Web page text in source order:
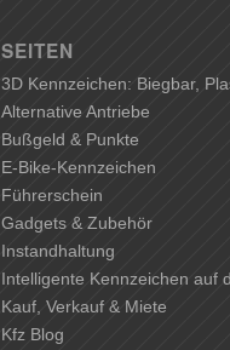
SEITEN
3D Kennzeichen: Biegbar,
Alternative Antriebe
Bußgeld & Punkte
E-Bike-Kennzeichen
Führerschein
Gadgets & Zubehör
Instandhaltung
Intelligente Kennzeichen auf
Kauf, Verkauf & Miete
Kfz Blog